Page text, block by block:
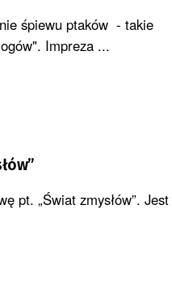
śpiewu ptaków - takie
Impreza ...
pt. „Świat zmysłów”. Jest